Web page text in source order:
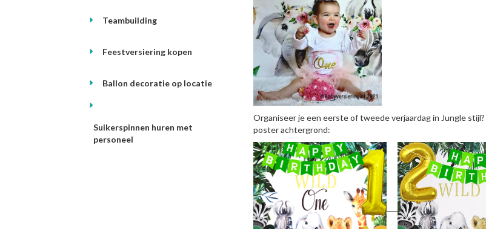
Teambuilding
Feestversiering kopen
Ballon decoratie op locatie
Suikerspinnen huren met
personeel
Organiseer je een eerste of tweede verjaardag in Jungle
poster achtergrond: